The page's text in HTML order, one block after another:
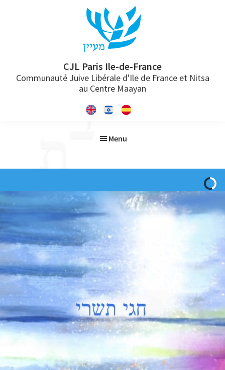
principale
CJL Paris Ile-de-France
Communauté Juive Libérale d'Ile de France et Nitsa
au Centre Maayan
Menu